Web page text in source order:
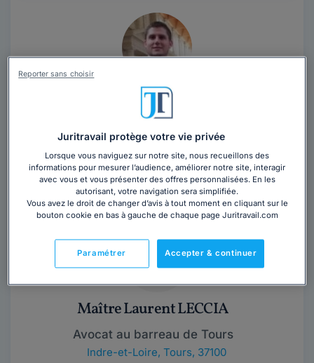
Maître Quentin GENTILHOMME
Indre-et-Loire,Tours, 37100
Contacter cet avocat
Maître Laurent LECCIA
Avocat au barreau de Tours
Indre-et-Loire, Tours, 37100
Juritravail protège votre vie privée
Lorsque vous naviguez sur notre site, nous recueillons des
informations pour mesurer l’audience, améliorer notre site, interagir
avec vous et vous présenter des offres personnalisées. En les
autorisant, votre navigation sera simplifiée.
Vous avez le droit de changer d’avis à tout moment en cliquant sur le
bouton cookie en bas à gauche de chaque page Juritravail.com
Accepter & continuer
Paramétrer
Reporter sans choisir